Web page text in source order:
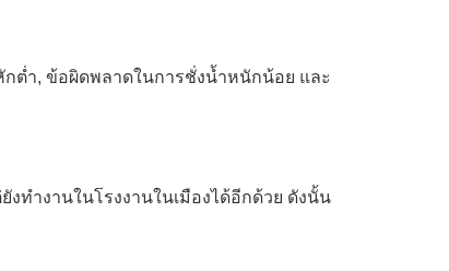
กต่ำ, ข้อผิดพลาดในการชั่งน้ำหนักน้อย และ
ทำงานในโรงงานในเมืองได้อีกด้วย ดังนั้น